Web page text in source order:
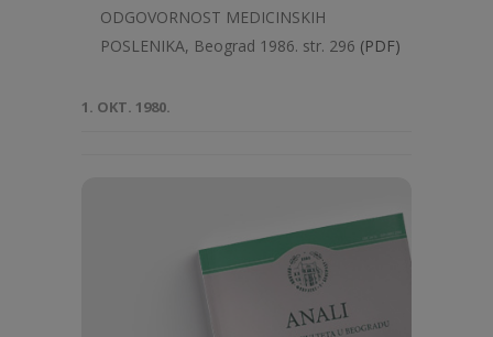
ODGOVORNOST MEDICINSKIH
POSLENIKA, Beograd 1986. str. 296 (PDF)
1. OKT. 1980.